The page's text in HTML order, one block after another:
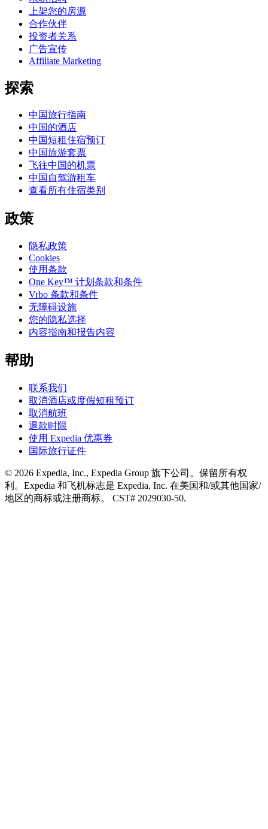
上架您的房源
合作伙伴
投资者关系
广告宣传
Affiliate Marketing
探索
中国旅行指南
中国的酒店
中国短租住宿预订
中国旅游套票
飞往中国的机票
中国自驾游租车
查看所有住宿类别
政策
隐私政策
Cookies
使用条款
One Key™ 计划条款和条件
Vrbo 条款和条件
无障碍设施
您的隐私选择
内容指南和报告内容
帮助
联系我们
取消酒店或度假短租预订
取消航班
退款时限
使用 Expedia 优惠券
国际旅行证件
© 2026 Expedia, Inc., Expedia Group 旗下公司。保留所有权
利。Expedia 和飞机标志是 Expedia, Inc. 在美国和/或其他国家/
地区的商标或注册商标。 CST# 2029030-50.